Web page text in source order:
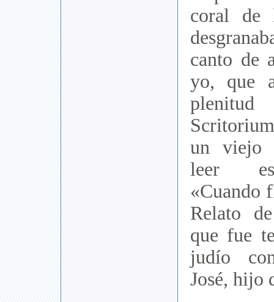
coral de
canto de
yo, que
un viejo
leer
«Cuando
Relato
que fue
judío
José, hijo